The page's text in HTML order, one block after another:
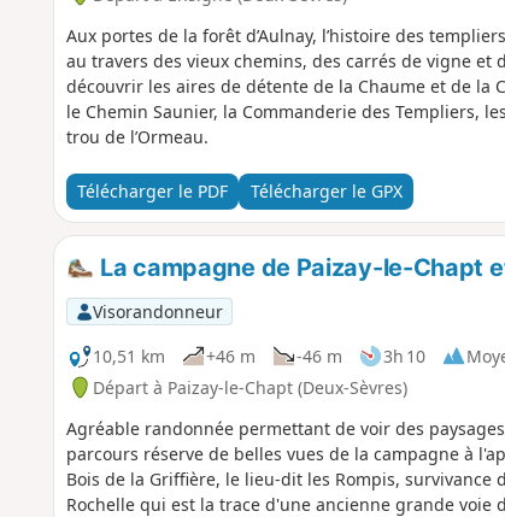
Aux portes de la forêt d’Aulnay, l’histoire des
au travers des vieux chemins, des carrés de vigne
découvrir les aires de détente de la Chaume et de la
le Chemin Saunier, la Commanderie des Templiers,
trou de l’Ormeau.
Télécharger le PDF Télécharger le GPX
La campagne de Paizay-le-Chapt
Visorandonneur
10,51 km
+46 m -46 m 3h 10
Départ à Paizay-le-Chapt (Deux-Sèvres)
Agréable randonnée permettant de voir des
parcours réserve de belles vues de la campagne à
Bois de la Griffière, le lieu-dit les Rompis, survivance
Rochelle qui est la trace d'une ancienne grande voie